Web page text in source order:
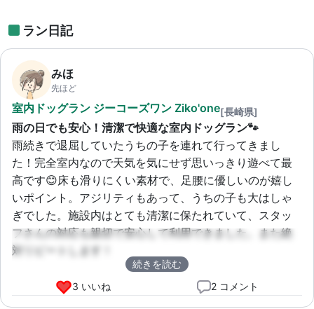
ラン日記
みほ
先ほど
室内ドッグラン ジーコーズワン Ziko'one[長崎県]
雨の日でも安心！清潔で快適な室内ドッグラン🐾
雨続きで退屈していたうちの子を連れて行ってきまし
た！完全室内なので天気を気にせず思いっきり遊べて最
高です😊床も滑りにくい素材で、足腰に優しいのが嬉し
いポイント。アジリティもあって、うちの子も大はしゃ
ぎでした。施設内はとても清潔に保たれていて、スタッ
フさんの対応も親切で安心して利用できました。また絶
対リピートします！
続きを読む
3 いいね
2 コメント